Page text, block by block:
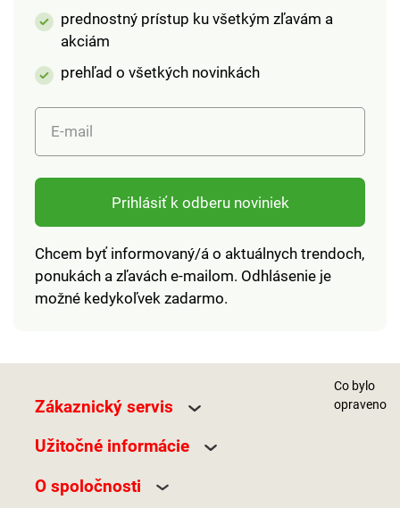
prednostný prístup ku všetkým zľavám a
akciám
prehľad o všetkých novinkách
E-mail
Prihlásiť k odberu noviniek
Chcem byť informovaný/á o aktuálnych trendoch,
ponukách a zľavách e-mailom. Odhlásenie je
možné kedykoľvek zadarmo.
Zákaznický servis
Užitočné informácie
O spoločnosti
Co bylo
opraveno